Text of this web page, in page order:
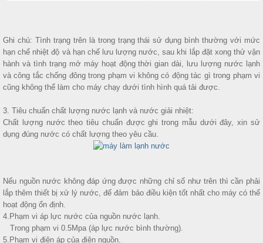
Ghi chú: Tình trạng trên là trong trạng thái sử dụng bình thường với mức
hạn chế nhiệt độ và hạn chế lưu lượng nước, sau khi lắp đặt xong thử vận
hành và tình trạng mở máy hoạt động thời gian dài, lưu lượng nước lạnh
và công tắc chống đông trong phạm vi không có động tác gì trong phạm vi
cũng không thể làm cho máy chạy dưới tình hình quá tải được.
3. Tiêu chuẩn chất lượng nước lạnh và nước giải nhiệt:
Chất lượng nước theo tiêu chuẩn được ghi trong mẫu dưới đây, xin sử
dụng đúng nước có chất lượng theo yêu cầu.
Nếu nguồn nước không đáp ứng được những chỉ số như trên thì cần phải
lắp thêm thiết bị xử lý nước, để đảm bảo điều kiện tốt nhất cho máy có thể
hoạt động ổn định.
4.Phạm vi áp lực nước của nguồn nước lạnh.
Trong phạm vi 0.5Mpa (áp lực nước bình thường).
5.Phạm vi điện áp của điện nguồn.